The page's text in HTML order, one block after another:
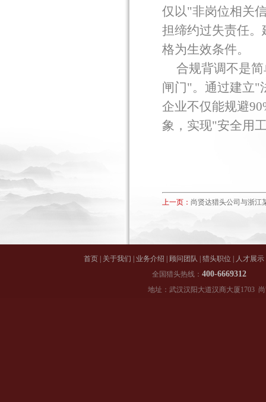
仅以"非岗位相关
担缔约过失责任。
格为生效条件。
合规背调不是
闸门"。通过建立"
企业不仅能规避
象，实现"安全用
上一页： 尚贤达猎头公司与浙江
首页 关于我们 业务介绍 顾问团队 猎头职位 人才展示
全国猎头热线： 400-
地址：武汉汉阳大道汉商大厦1703